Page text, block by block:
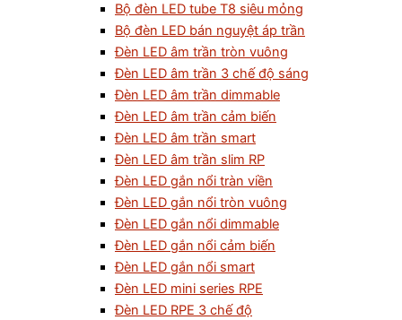
Bộ đèn LED tube T8 siêu mỏng
Bộ đèn LED bán nguyệt áp trần
Đèn LED âm trần tròn vuông
Đèn LED âm trần 3 chế độ sáng
Đèn LED âm trần dimmable
Đèn LED âm trần cảm biến
Đèn LED âm trần smart
Đèn LED âm trần slim RP
Đèn LED gắn nổi tràn viền
Đèn LED gắn nổi tròn vuông
Đèn LED gắn nổi dimmable
Đèn LED gắn nổi cảm biến
Đèn LED gắn nổi smart
Đèn LED mini series RPE
Đèn LED RPE 3 chế độ